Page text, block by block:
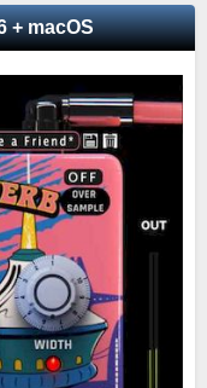
+ macOS